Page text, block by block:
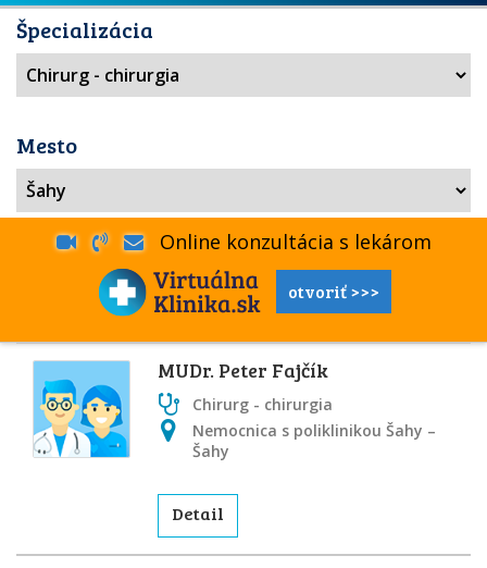
Špecializácia
Mesto
Online konzultácia s lekárom
otvoriť >>>
MUDr. Peter Fajčík
Chirurg - chirurgia
Nemocnica s poliklinikou Šahy –
Šahy
Detail